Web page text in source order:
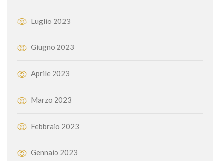
Luglio 2023
Giugno 2023
Aprile 2023
Marzo 2023
Febbraio 2023
Gennaio 2023